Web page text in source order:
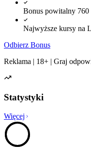
Bonus powitalny
Najwyższe kursy na
Odbierz Bonus
Reklama | 18+ | Graj
Statystyki
Więcej